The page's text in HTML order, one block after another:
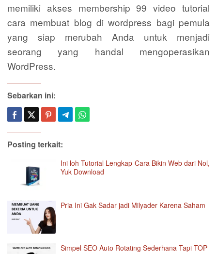
memiliki akses membership 99 video tutorial
cara membuat blog di wordpress bagi pemula
yang siap merubah Anda untuk menjadi
seorang yang handal mengoperasikan
WordPress.
Sebarkan ini:
Posting terkait:
Ini loh Tutorial Lengkap Cara Bikin Web dari Nol,
Yuk Download
Pria Ini Gak Sadar jadi Milyader Karena Saham
Simpel SEO Auto Rotating Sederhana Tapi TOP